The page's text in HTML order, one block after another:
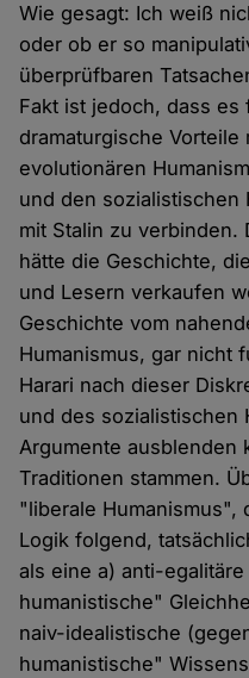
Wie gesagt: Ich weiß
oder ob er so
überprüfbaren
Fakt ist jedoch, dass es
dramaturgische
evolutionären
und den sozialistischen
mit Stalin zu
hätte die Geschichte,
und Lesern verkaufen
Geschichte vom
Humanismus, gar nicht
Harari nach dieser
und des sozialistischen
Argumente ausblenden
Traditionen stammen.
"liberale Humanismus",
Logik folgend,
als eine a) anti-
humanistische"
naiv-idealistische
humanistische"